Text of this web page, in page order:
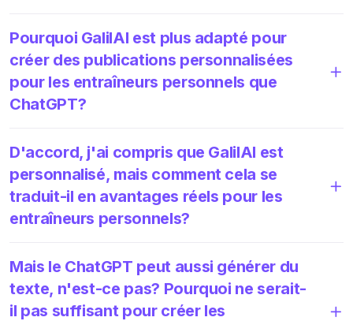
Pourquoi GalilAI est plus adapté pour
créer des publications personnalisées
pour les entraîneurs personnels que
ChatGPT?
D'accord, j'ai compris que GalilAI est
personnalisé, mais comment cela se
traduit-il en avantages réels pour les
entraîneurs personnels?
Mais le ChatGPT peut aussi générer du
texte, n'est-ce pas? Pourquoi ne serait-
il pas suffisant pour créer les